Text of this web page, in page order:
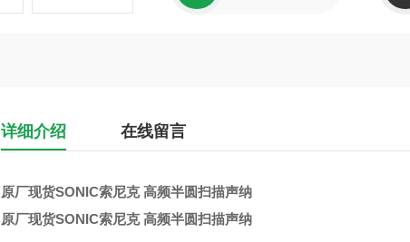
详细介绍 在线留言
原厂现货SONIC索尼克 高频半圆扫描声纳
原厂现货SONIC索尼克 高频半圆扫描声纳